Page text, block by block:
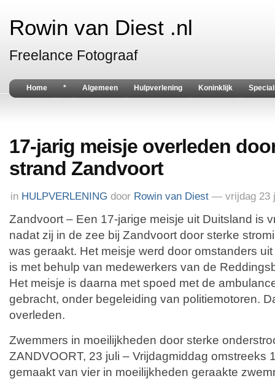
Rowin van Diest .nl
Freelance Fotograaf
Home * Algemeen Hulpverlening Koninklijk
17-jarig meisje overleden
strand Zandvoort
in HULPVERLENING door Rowin van Diest — vrijdag 23
Zandvoort – Een 17-jarige meisje uit Duitsland is
nadat zij in de zee bij Zandvoort door sterke
was geraakt. Het meisje werd door omstanders
is met behulp van medewerkers van de
Het meisje is daarna met spoed met de
gebracht, onder begeleiding van politiemotoren.
overleden.
Zwemmers in moeilijkheden door sterke
ZANDVOORT, 23 juli – Vrijdagmiddag omstreeks
gemaakt van vier in moeilijkheden geraakte